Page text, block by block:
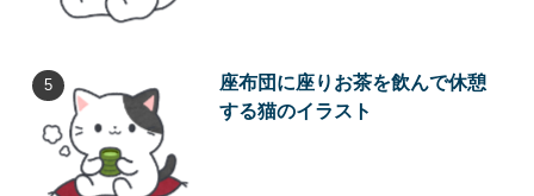
座布団に座りお茶を飲んで休憩
する猫のイラスト